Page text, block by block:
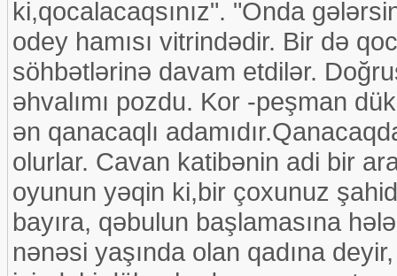
ki,qocalacaqsınız". "Onda
odey hamısı vitrindədir. Bir də
söhbətlərinə davam etdilər.
əhvalımı pozdu. Kor -peşman
ən qanacaqlı
olurlar. Cavan katibənin adi bir
oyunun yəqin ki,bir çoxunuz
bayıra, qəbulun başlamasına
nənəsi yaşında olan qadına